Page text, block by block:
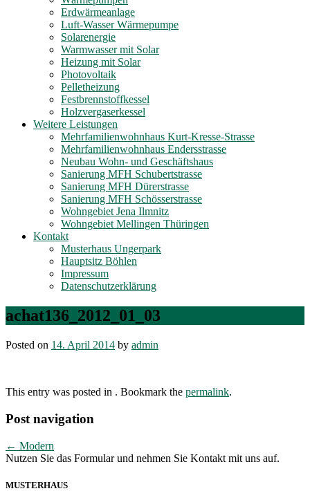
Erdwärmeanlage
Luft-Wasser Wärmepumpe
Solarenergie
Warmwasser mit Solar
Heizung mit Solar
Photovoltaik
Pelletheizung
Festbrennstoffkessel
Holzvergaserkessel
Weitere Leistungen
Mehrfamilienwohnhaus Kurt-Kresse-Strasse
Mehrfamilienwohnhaus Endersstrasse
Neubau Wohn- und Geschäftshaus
Sanierung MFH Schubertstrasse
Sanierung MFH Dürerstrasse
Sanierung MFH Schösserstrasse
Wohngebiet Jena Ilmnitz
Wohngebiet Mellingen Thüringen
Kontakt
Musterhaus Ungerpark
Hauptsitz Böhlen
Impressum
Datenschutzerklärung
achat136_2012_01_03
Posted on 14. April 2014 by admin
This entry was posted in . Bookmark the permalink.
Post navigation
← Modern
Nutzen Sie das Formular und nehmen Sie Kontakt mit uns auf.
MUSTERHAUS